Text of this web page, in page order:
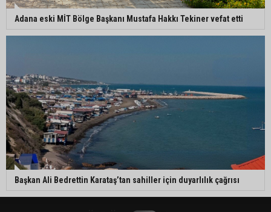
Adana eski MİT Bölge Başkanı Mustafa Hakkı Tekiner vefat etti
Başkan Ali Bedrettin Karataş’tan sahiller için duyarlılık çağrısı